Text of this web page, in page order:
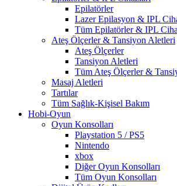
Epilatörler
Lazer Epilasyon & IPL
Tüm Epilatörler & IPL
Ateş Ölçerler & Tansiyon Aletleri
Ateş Ölçerler
Tansiyon Aletleri
Tüm Ateş Ölçerler &
Masaj Aletleri
Tartılar
Tüm Sağlık-Kişisel Bakım
Hobi-Oyun
Oyun Konsolları
Playstation 5 / PS5
Nintendo
xbox
Diğer Oyun Konsolları
Tüm Oyun Konsolları